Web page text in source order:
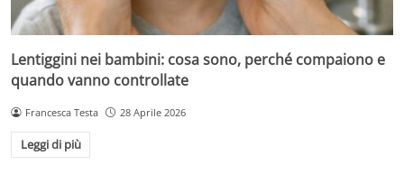
Lentiggini nei bambini: cosa sono, perché compaiono e
quando vanno controllate
Francesca Testa 28 Aprile 2026
Leggi di più